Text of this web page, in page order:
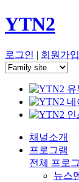
YTN2
로그인 | 회원가입
채널소개
프로그램
전체 프로
뉴스